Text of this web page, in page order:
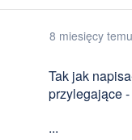
8 miesięcy temu
Tak jak
przylegające
...